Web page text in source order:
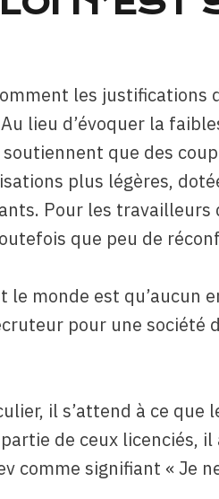
les justifications
lieu d’évoquer la
que des
plus légères,
Pour les
que peu de
monde est qu’aucun
pour une société
il s’attend à ce que
de ceux licenciés, il
comme signifiant « Je